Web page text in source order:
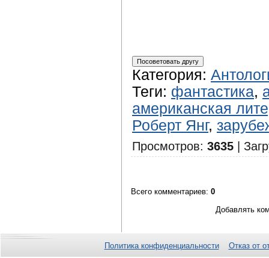
Категория:
Теги: фантастика,
американская
Роберт Янг,
Просмотров: 3635
Всего комментариев: 0
Добавлять
Политика конфиденциальности Отказ от